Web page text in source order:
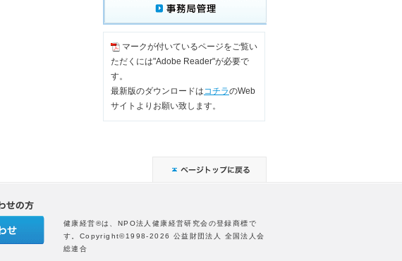
マークが付いているページをご覧い
ただくには"Adobe Reader"が必要で
す。
最新版のダウンロードは コチラのWeb
サイトよりお願い致します。
健康経営®は、NPO法人健康経営研究会の登録商標で
す。Copyright©1998-2026 公益財団法人 全国法人会
総連合